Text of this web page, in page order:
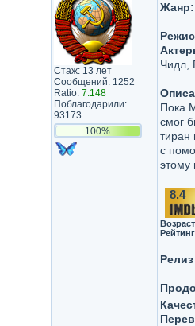
Стаж: 13 лет
Сообщений: 1252
Ratio: 7.148
Поблагодарили:
93173
100%
Жанр:
Чидл,
Пока
смог
тиран
с
этому
8.4/10